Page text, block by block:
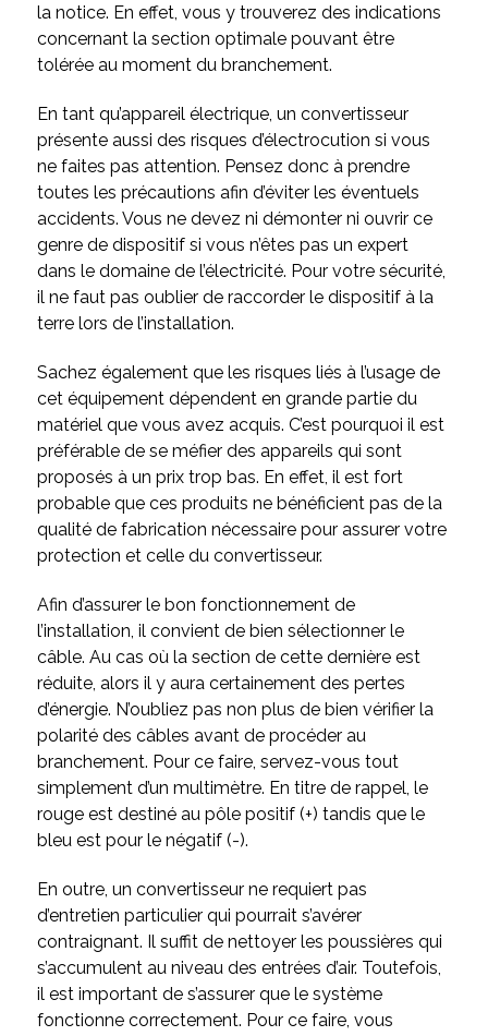
la notice. En effet, vous y trouverez des indications
concernant la section optimale pouvant être
tolérée au moment du branchement.
En tant qu’appareil électrique, un convertisseur
présente aussi des risques d’électrocution si vous
ne faites pas attention. Pensez donc à prendre
toutes les précautions afin d’éviter les éventuels
accidents. Vous ne devez ni démonter ni ouvrir ce
genre de dispositif si vous n’êtes pas un expert
dans le domaine de l’électricité. Pour votre sécurité,
il ne faut pas oublier de raccorder le dispositif à la
terre lors de l’installation.
Sachez également que les risques liés à l’usage de
cet équipement dépendent en grande partie du
matériel que vous avez acquis. C’est pourquoi il est
préférable de se méfier des appareils qui sont
proposés à un prix trop bas. En effet, il est fort
probable que ces produits ne bénéficient pas de la
qualité de fabrication nécessaire pour assurer votre
protection et celle du convertisseur.
Afin d’assurer le bon fonctionnement de
l’installation, il convient de bien sélectionner le
câble. Au cas où la section de cette dernière est
réduite, alors il y aura certainement des pertes
d’énergie. N’oubliez pas non plus de bien vérifier la
polarité des câbles avant de procéder au
branchement. Pour ce faire, servez-vous tout
simplement d’un multimètre. En titre de rappel, le
rouge est destiné au pôle positif (+) tandis que le
bleu est pour le négatif (-).
En outre, un convertisseur ne requiert pas
d’entretien particulier qui pourrait s’avérer
contraignant. Il suffit de nettoyer les poussières qui
s’accumulent au niveau des entrées d’air. Toutefois,
il est important de s’assurer que le système
fonctionne correctement. Pour ce faire, vous